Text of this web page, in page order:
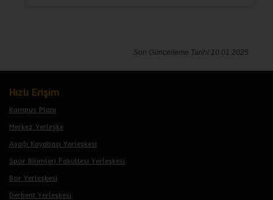
Son Güncelleme Tarihi:10.01.2025
Hızlı Erişim
Kampus Planı
Merkez Yerleşke
Aşağı Kayabaşı Yerleşkesi
Spor Bilimleri Fakültesi Yerleşkesi
Bor Yerleşkesi
Derbent Yerleşkesi